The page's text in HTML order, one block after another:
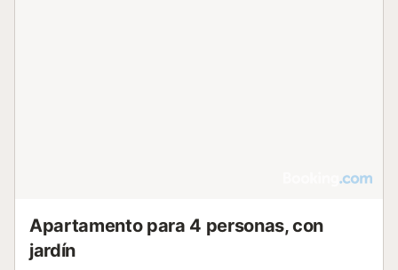
Apartamento para 4 personas, con
jardín